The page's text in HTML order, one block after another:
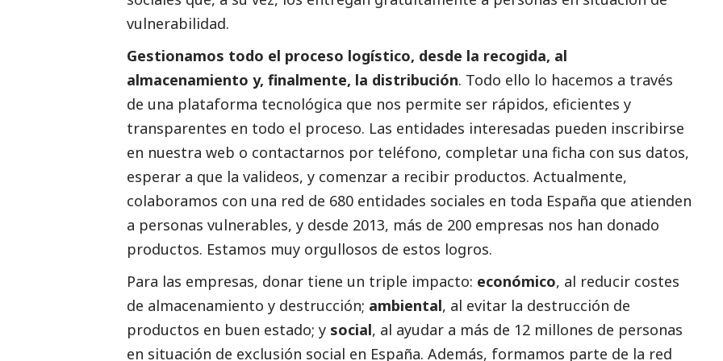
vulnerabilidad.
Gestionamos todo el proceso logístico, desde la recogida, al
almacenamiento y, finalmente, la distribución. Todo ello lo hacemos a través
de una plataforma tecnológica que nos permite ser rápidos, eficientes y
transparentes en todo el proceso. Las entidades interesadas pueden inscribirse
en nuestra web o contactarnos por teléfono, completar una ficha con sus datos,
esperar a que la valideos, y comenzar a recibir productos. Actualmente,
colaboramos con una red de 680 entidades sociales en toda España que atienden
a personas vulnerables, y desde 2013, más de 200 empresas nos han donado
productos. Estamos muy orgullosos de estos logros.
Para las empresas, donar tiene un triple impacto: económico, al reducir costes
de almacenamiento y destrucción; ambiental, al evitar la destrucción de
productos en buen estado; y social, al ayudar a más de 12 millones de personas
en situación de exclusión social en España. Además, formamos parte de la red